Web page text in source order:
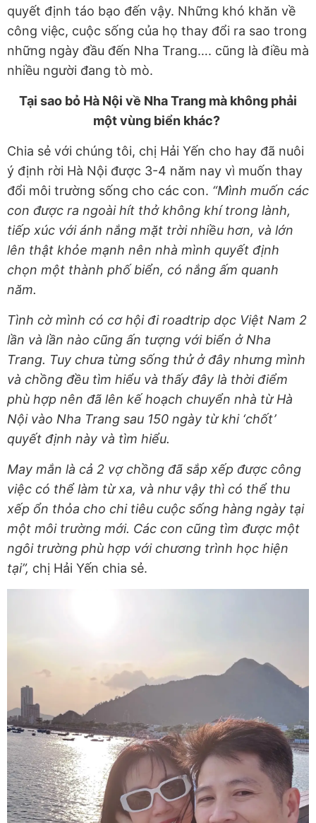
quyết định táo bạo đến vậy. Những khó khăn về
công việc, cuộc sống của họ thay đổi ra sao trong
những ngày đầu đến Nha Trang…. cũng là điều mà
nhiều người đang tò mò.
Tại sao bỏ Hà Nội về Nha Trang mà không phải
một vùng biển khác?
Chia sẻ với chúng tôi, chị Hải Yến cho hay đã nuôi
ý định rời Hà Nội được 3-4 năm nay vì muốn thay
đổi môi trường sống cho các con. “Mình muốn các
con được ra ngoài hít thở không khí trong lành,
tiếp xúc với ánh nắng mặt trời nhiều hơn, và lớn
lên thật khỏe mạnh nên nhà mình quyết định
chọn một thành phố biển, có nắng ấm quanh
năm.
Tình cờ mình có cơ hội đi roadtrip dọc Việt Nam 2
lần và lần nào cũng ấn tượng với biển ở Nha
Trang. Tuy chưa từng sống thử ở đây nhưng mình
và chồng đều tìm hiểu và thấy đây là thời điểm
phù hợp nên đã lên kế hoạch chuyển nhà từ Hà
Nội vào Nha Trang sau 150 ngày từ khi ‘chốt’
quyết định này và tìm hiểu.
May mắn là cả 2 vợ chồng đã sắp xếp được công
việc có thể làm từ xa, và như vậy thì có thể thu
xếp ổn thỏa cho chi tiêu cuộc sống hàng ngày tại
một môi trường mới. Các con cũng tìm được một
ngôi trường phù hợp với chương trình học hiện
tại”, chị Hải Yến chia sẻ.